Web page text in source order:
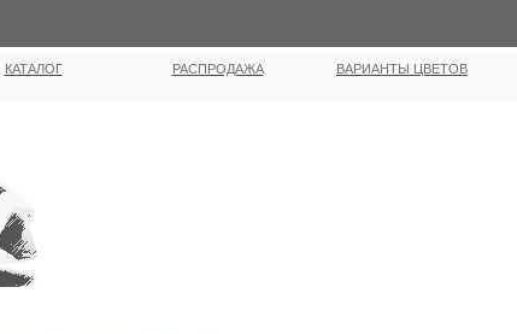
КАТАЛОГ РАСПРОДАЖА ВАРИАНТЫ ЦВЕТОВ